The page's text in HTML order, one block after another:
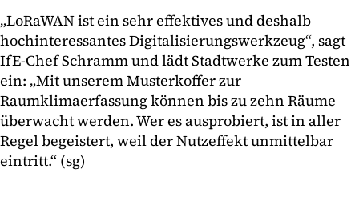
„LoRaWAN ist ein sehr effektives und deshalb
hochinteressantes Digitalisierungswerkzeug“, sagt
IfE-Chef Schramm und lädt Stadtwerke zum Testen
ein: „Mit unserem Musterkoffer zur
Raumklimaerfassung können bis zu zehn Räume
überwacht werden. Wer es ausprobiert, ist in aller
Regel begeistert, weil der Nutzeffekt unmittelbar
eintritt.“ (sg)